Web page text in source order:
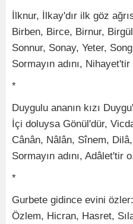
İlknur, İlkay'dır ilk göz
Birben, Birce, Birnur,
Sonnur, Sonay, Yeter,
Sormayın adını, Nihayet'tir
*
Duygulu ananın kızı
İçi doluysa Gönül'dür,
Cânân, Nâlân, Sînem,
Sormayın adını, Adâlet'tir
*
Gurbete gidince evini özler:
Özlem, Hicran, Hasret,